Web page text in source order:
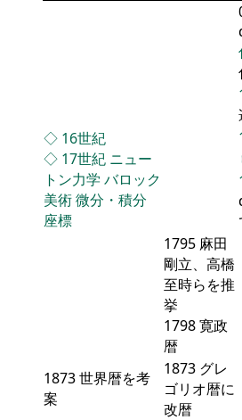
◇ 16世紀
◇ 17世紀 ニュー
トン力学 バロック
美術微分・積分
座標
1795 麻田
剛立、高橋
至時らを推
挙
1798 寛政
暦
1873 世界暦を考
案
1873 グレ
ゴリオ暦に
改暦